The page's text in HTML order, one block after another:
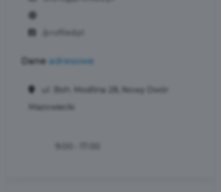
Dane adresowe
ul. Boh. Modlina 28, Nowy Dwór
Mazowiecki